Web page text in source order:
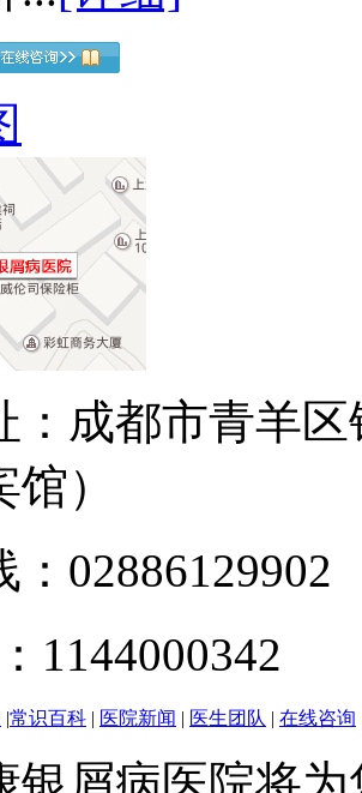
：成都市青羊
）
：02886129902
1144000342
|常识百科 | 医院新闻 | 医生团队 | 在线咨询
银屑病医院将